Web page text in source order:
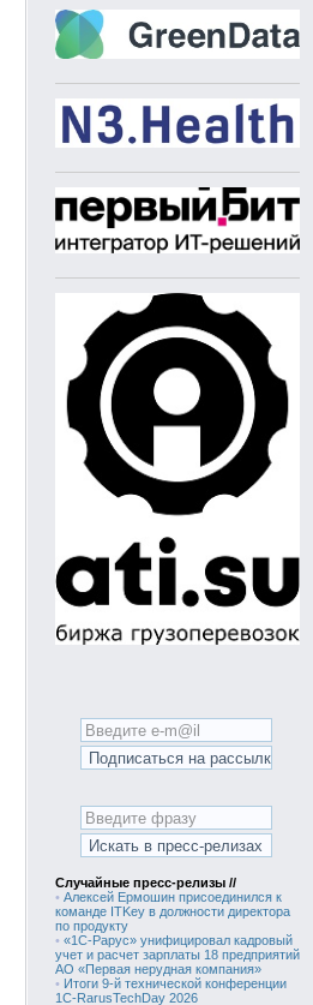
Случайные пресс-релизы //
• Алексей Ермошин присоединился к
команде ITKey в должности директора
по продукту
• «1С-Рарус» унифицировал кадровый
учет и расчет зарплаты 18 предприятий
АО «Первая нерудная компания»
• Итоги 9-й технической конференции
1C-RarusTechDay 2026